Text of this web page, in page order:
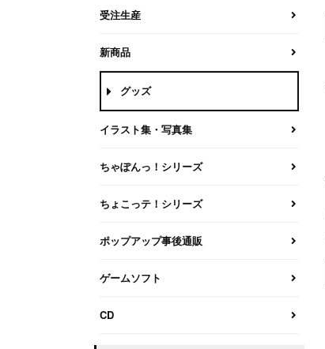
受注生産
新商品
グッズ
イラスト集・写真集
ちゃぽんっ！シリーズ
ちょこっテ！シリーズ
ポップアップ事後通販
ゲームソフト
CD